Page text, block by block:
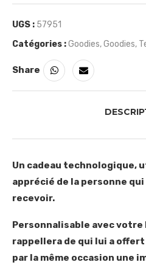
UGS : 57951
Catégories :Goodies,Goodies,
Share
Un cadeau technologique,
apprécié de la personne
recevoir.
Personnalisable avec
rappellera de qui lui a
par la même occasion une